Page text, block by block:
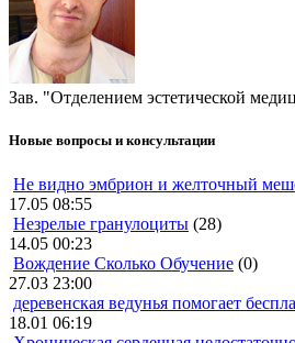
Зав. "Отделением эстетической
Новые вопросы и консультации
Не видно эмбрион и желточный
17.05 08:55
Незрелые гранулоциты (28)
14.05 00:23
Вождение Сколько Обучение (0)
27.03 23:00
деревенская ведунья помогает
18.01 06:19